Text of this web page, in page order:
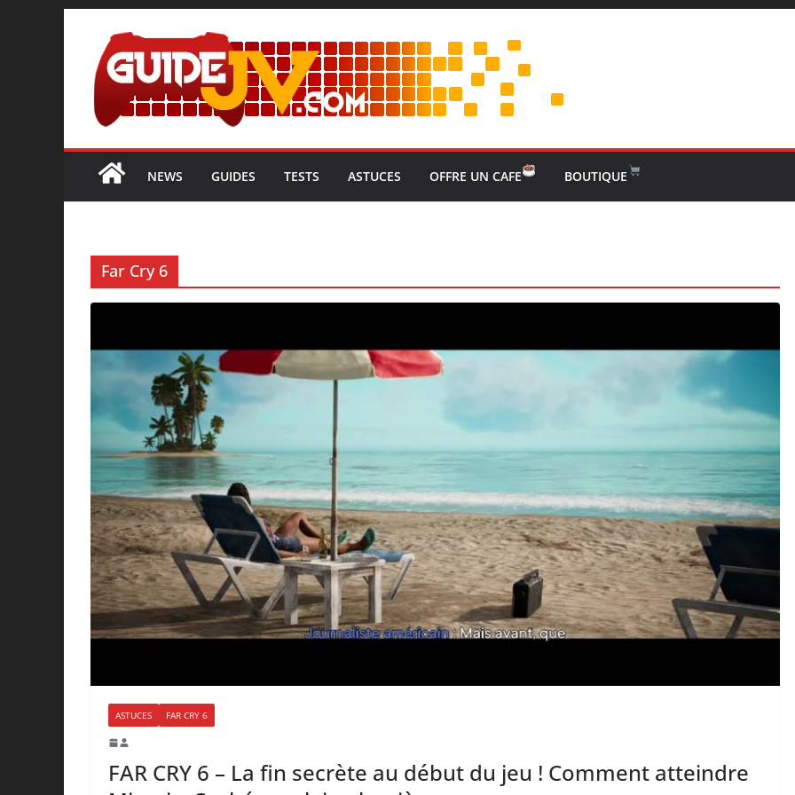
contenu
NEWS GUIDES TESTS ASTUCES OFFRE UN CAFE BOUTIQUE
Far Cry 6
ASTUCES FAR CRY 6
FAR CRY 6 – La fin secrète au début du jeu ! Comment atteindre